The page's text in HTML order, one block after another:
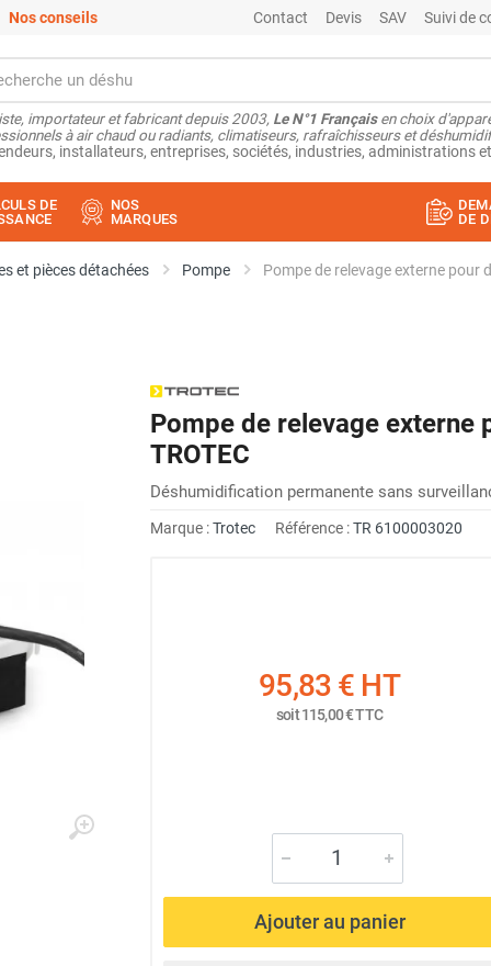
Nos conseils Contact Devis SAV Suivi de
importateur et fabricant depuis 2003, Le N°1 Françaisen choix
à air chaud ou radiants, climatiseurs, rafraîchisseurs et
installateurs, entreprises, sociétés, industries, administrations
DE
NOS
MARQUES
DE
et pièces détachées Pompe Pompe de relevage externe pour
Pompe de relevage
TROTEC
Déshumidification permanente sans
Marque :Trotec Référence :TR 6100003020
95,83 € HT
soit115,00 €TTC
Ajouter au panier